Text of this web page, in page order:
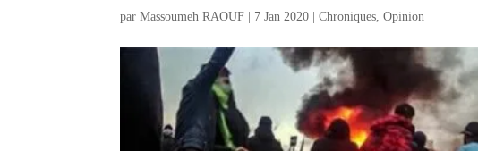
parMassoumeh RAOUF 7 Jan 2020 |Chroniques,Opinion